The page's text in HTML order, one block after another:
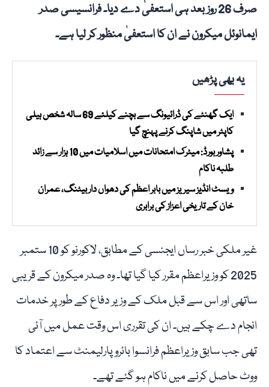
صرف 26 روز بعد ہی استعفیٰ دے دیا۔ فرانسیسی صدر
ایمانوئل میکرون نے ان کا استعفیٰ منظور کر لیا ہے۔
یہ بھی پڑھیں
ایک گھنٹے کی ڈرائیونگ سے بچنے کیلئے 69 سالہ شخص ہیلی
کاپٹر میں شاپنگ کرنے پہنچ گیا
پشاور بورڈ: میٹرک امتحانات میں اسلامیات میں 10 ہزار سے زائد
طلبہ ناکام
ویسٹ انڈیز سیریز میں بابر اعظم کی دھواں دار بیٹنگ، عمران
خان کے تاریخی اعزاز کی برابری
غیر ملکی خبر رساں ایجنسی کے مطابق، لاکورنو کو 10 ستمبر
2025 کو وزیراعظم مقرر کیا گیا تھا۔ وہ صدر میکرون کے قریبی
ساتھی اور اس سے قبل ملک کے وزیر دفاع کے طور پر خدمات
انجام دے چکے ہیں۔ ان کی تقرری اس وقت عمل میں آئی
تھی جب سابق وزیراعظم فرانسوا بائرو پارلیمنٹ سے اعتماد کا
ووٹ حاصل کرنے میں ناکام ہو گئے تھے۔